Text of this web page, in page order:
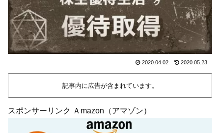
2020.04.02 2020.05.23
記事内に広告が含まれています。
スポンサーリンク Ａmazon（アマゾン）